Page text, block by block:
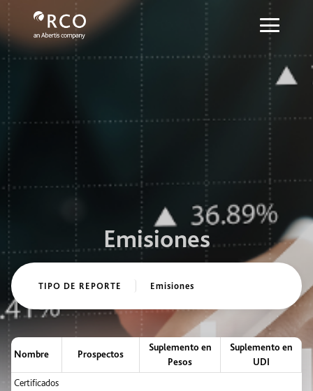
Saut au contenu principal
Debt capital markets - Red Vía
Emisiones
TIPO DE REPORTE Emisiones
Nombre Prospectos
Suplemento en
Pesos
Suplemento en
UDI
Certificados